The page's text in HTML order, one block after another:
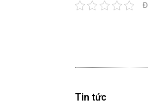
Tin tức